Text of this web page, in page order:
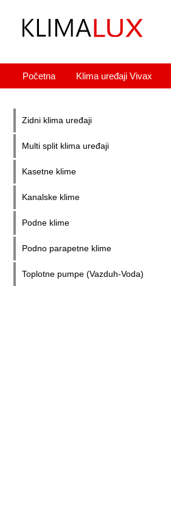
Početna Klima uređaji Vivax
Zidni klima uređaji
Multi split klima uređaji
Kasetne klime
Kanalske klime
Podne klime
Podno parapetne klime
Toplotne pumpe (Vazduh-Voda)